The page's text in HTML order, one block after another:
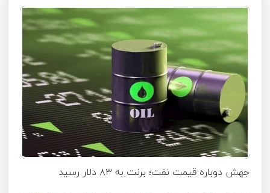
جهش دوباره قیمت نفت؛ برنت به ۸۳ دلار رسید